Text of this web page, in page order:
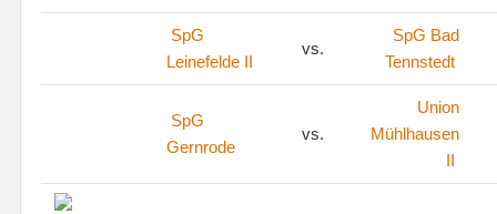
SpG
Leinefelde II
vs.
SpG Bad
Tennstedt
SpG
Gernrode
vs.
Union
Mühlhausen
II